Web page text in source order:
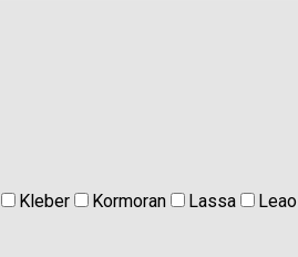
Kleber Kormoran Lassa Leao